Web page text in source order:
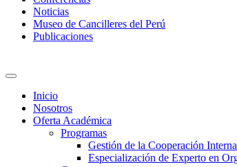
Noticias
Museo de Cancilleres del Perú
Publicaciones
Inicio
Nosotros
Oferta Académica
Programas
Gestión de la Cooperación
Especialización de Experto en